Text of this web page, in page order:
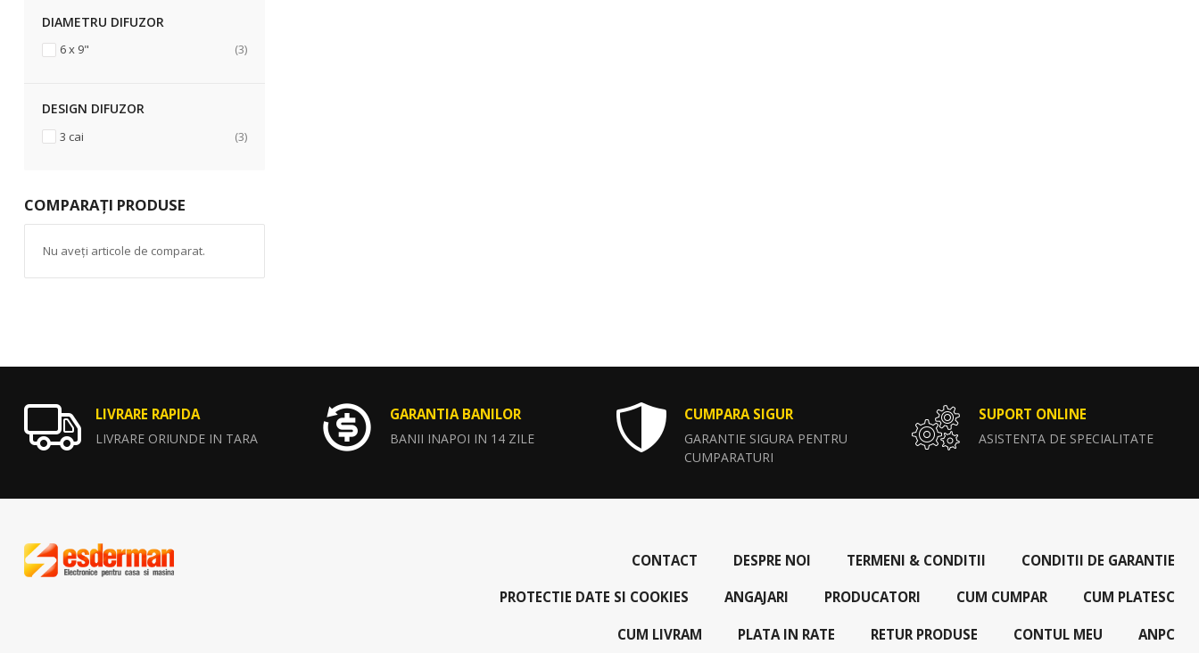
DIAMETRU DIFUZOR
6 x 9" 3articole
DESIGN DIFUZOR
3 cai 3articole
COMPARAȚI PRODUSE
Nu aveți articole de comparat.
LIVRARE RAPIDA
LIVRARE ORIUNDE IN TARA
GARANTIA BANILOR
BANII INAPOI IN 14 ZILE
CUMPARA SIGUR
GARANTIE SIGURA PENTRU
CUMPARATURI
SUPORT ONLINE
ASISTENTA DE SPECIALITATE
CONTACT DESPRE NOI TERMENI & CONDITII CONDITII DE GARANTIE
PROTECTIE DATE SI COOKIES ANGAJARI PRODUCATORI CUM CUMPAR CUM PLATESC
CUM LIVRAM PLATA IN RATE RETUR PRODUSE CONTUL MEU ANPC